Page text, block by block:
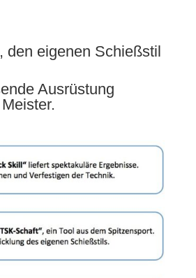
den eigenen Schießstil
Ausrüstung